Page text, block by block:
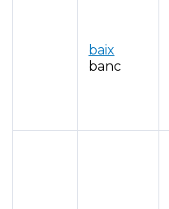
baix
banc